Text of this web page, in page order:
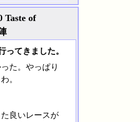
Taste of
ってきました。
た。やっぱり
。
良いレースが